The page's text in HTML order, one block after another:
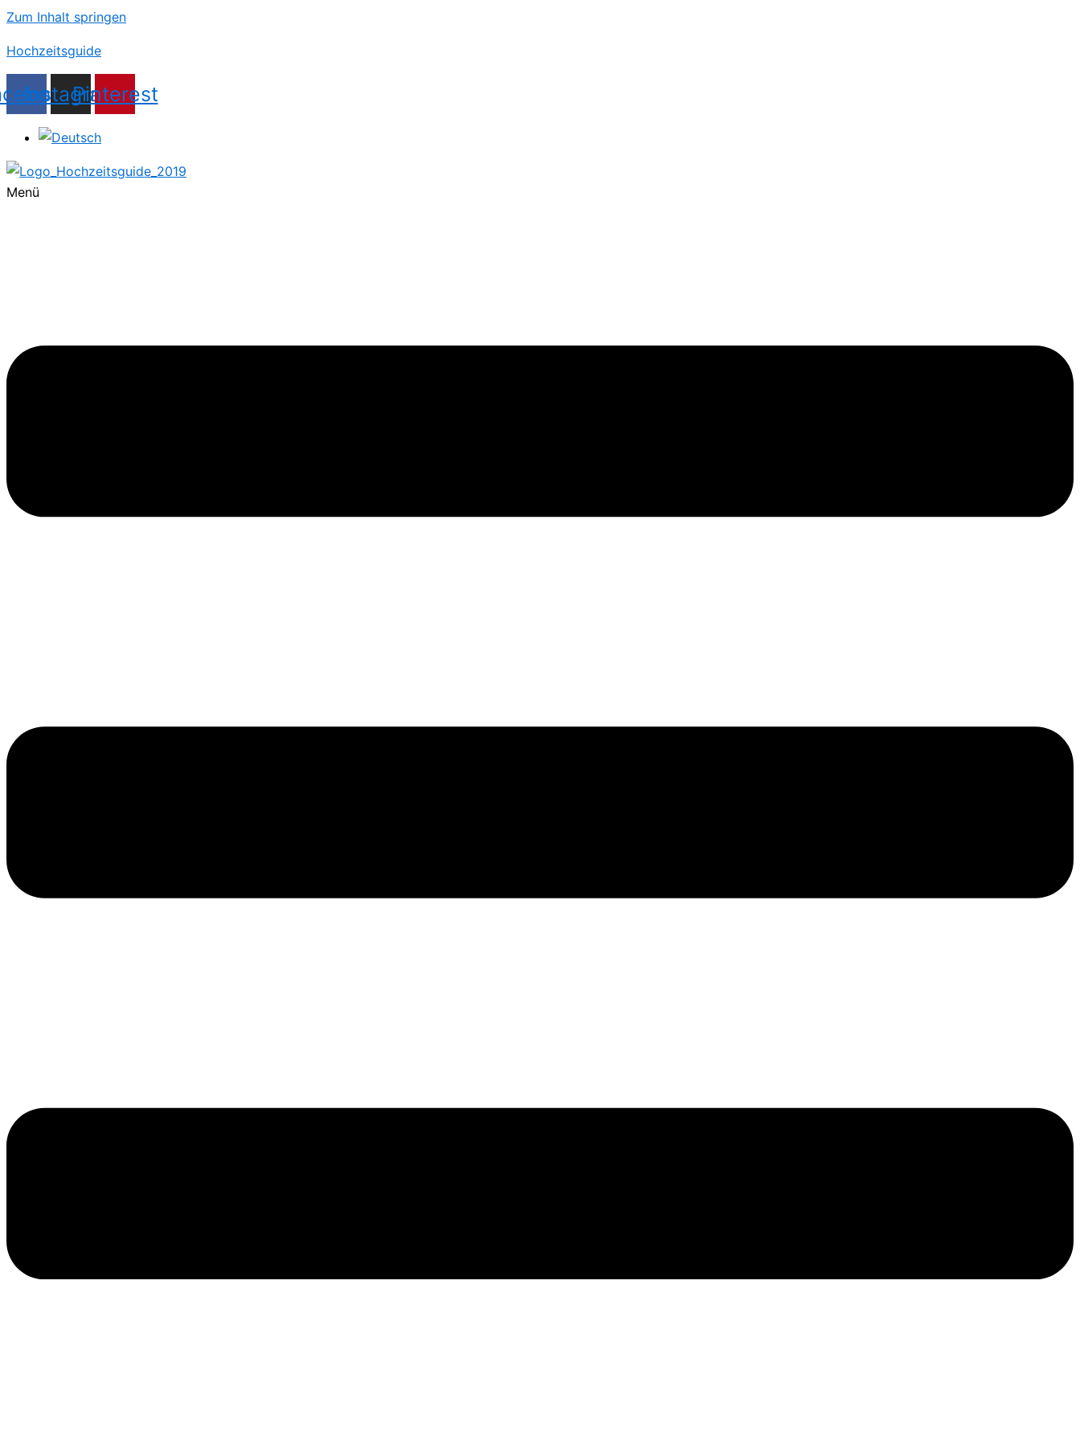
Zum Inhalt springen
Hochzeitsguide
Instagram
Pinterest
Menü